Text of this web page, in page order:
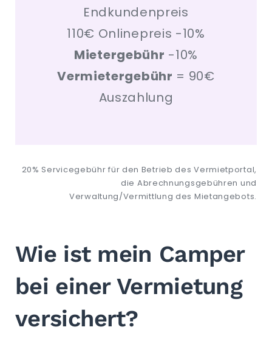
Endkundenpreis
110€ Onlinepreis -10%
Mietergebühr -10%
Vermietergebühr = 90€
Auszahlung
20% Servicegebühr für den Betrieb des Vermietportal,
die Abrechnungsgebühren und
Verwaltung/Vermittlung des Mietangebots.
Wie ist mein Camper
bei einer Vermietung
versichert?